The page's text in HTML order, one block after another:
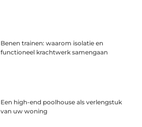
Benen trainen: waarom isolatie en
functioneel krachtwerk samengaan
Een high-end poolhouse als verlengstuk
van uw woning